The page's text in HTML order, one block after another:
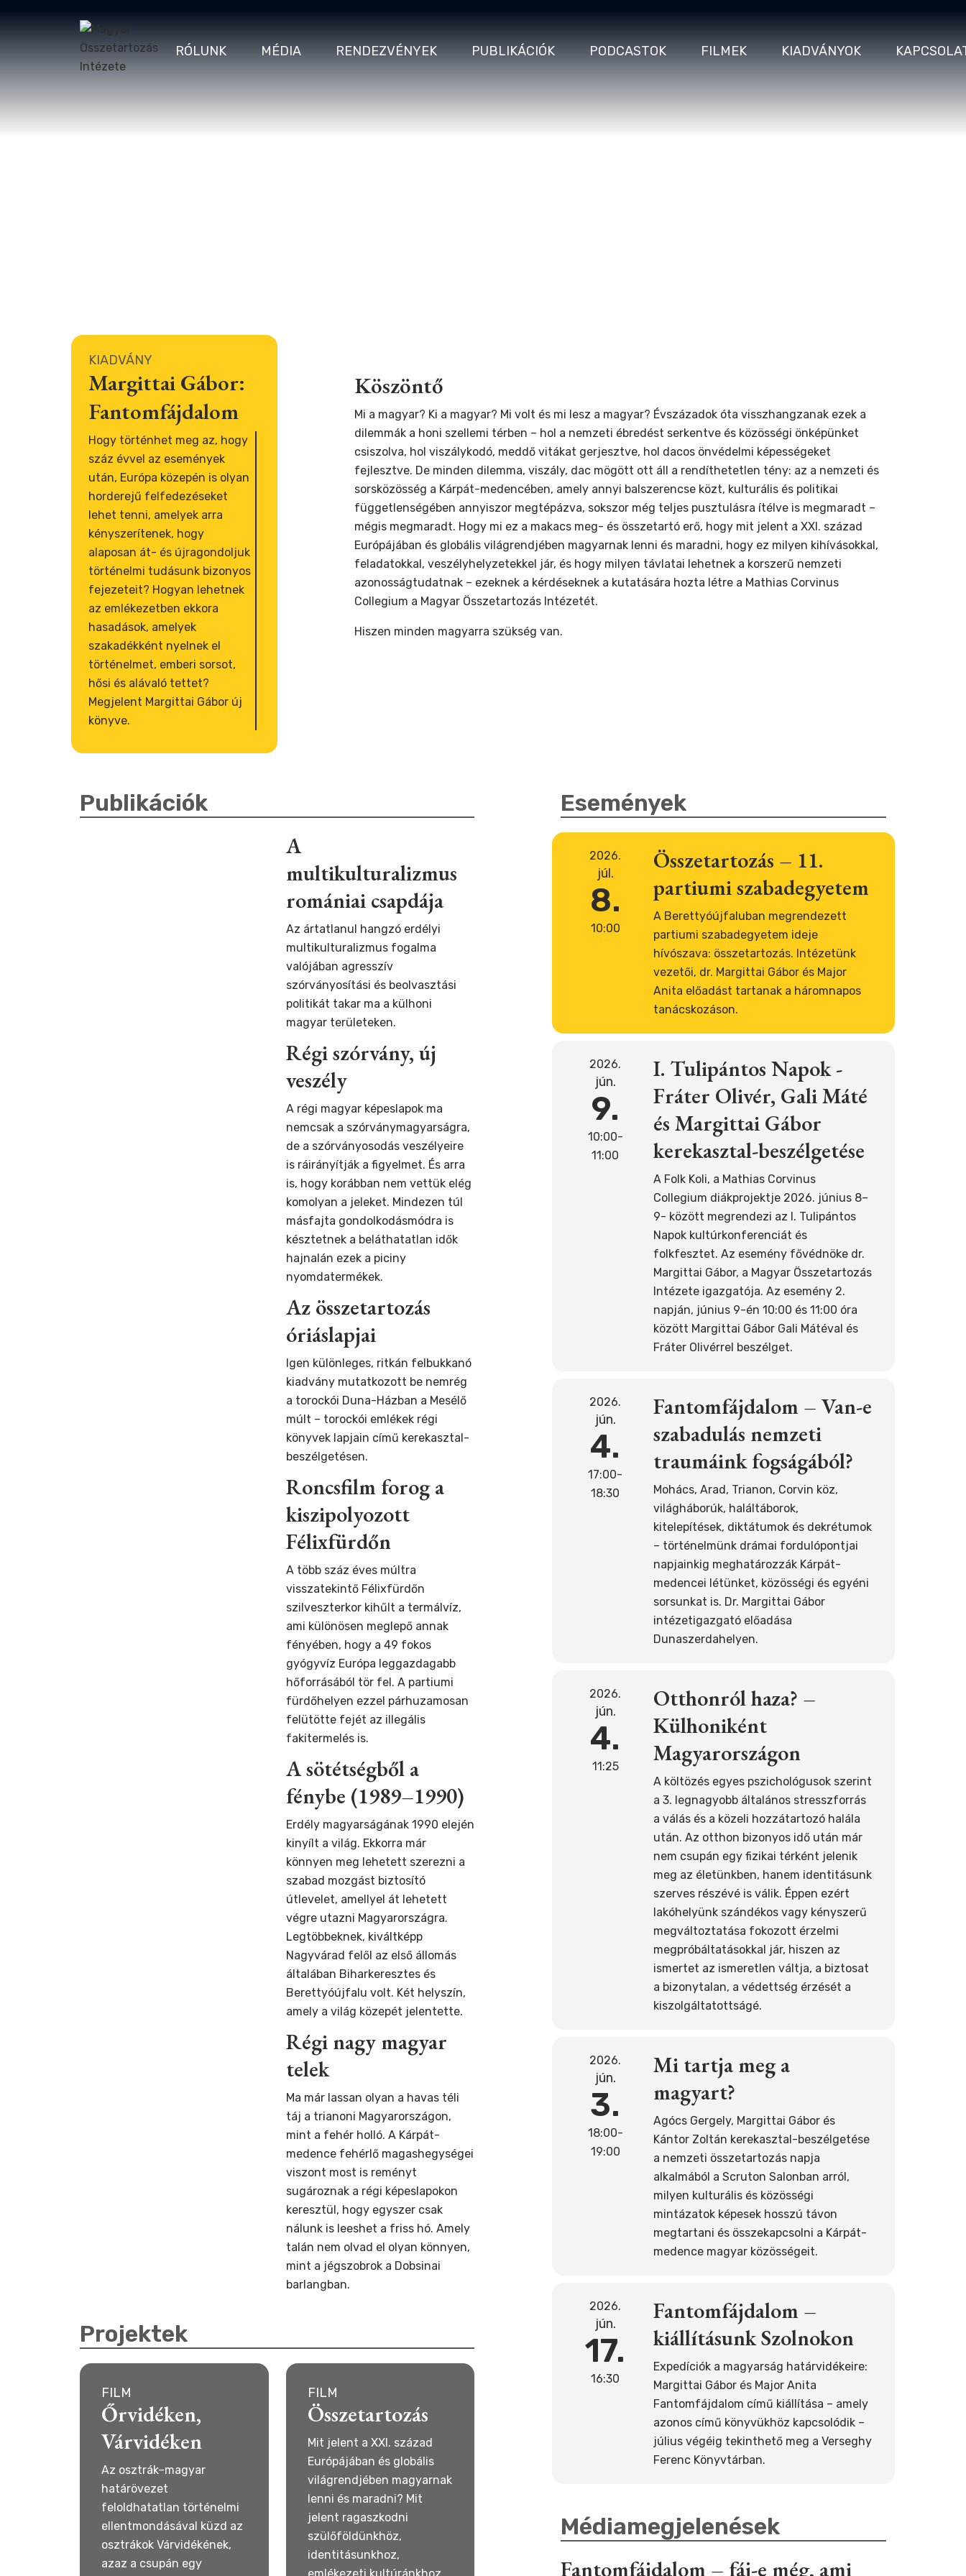
RÓLUNK MÉDIA RENDEZVÉNYEK PUBLIKÁCIÓK PODCASTOK FILMEK KIADVÁNYOK
KIADVÁNY
Margittai Gábor:
Fantomfájdalom
Hogy történhet meg az, hogy
száz évvel az események
után, Európa közepén is olyan
horderejű felfedezéseket
lehet tenni, amelyek arra
kényszerítenek, hogy
alaposan át- és újragondoljuk
történelmi tudásunk bizonyos
fejezeteit? Hogyan lehetnek
az emlékezetben ekkora
hasadások, amelyek
szakadékként nyelnek el
történelmet, emberi sorsot,
hősi és alávaló tettet?
Megjelent Margittai Gábor új
könyve.
Köszöntő
Mi a magyar? Ki a magyar? Mi volt és mi lesz a magyar? Évszázadok óta visszhangzanak ezek a
dilemmák a honi szellemi térben – hol a nemzeti ébredést serkentve és közösségi önképünket
csiszolva, hol viszálykodó, meddő vitákat gerjesztve, hol dacos önvédelmi képességeket
fejlesztve. De minden dilemma, viszály, dac mögött ott áll a rendíthetetlen tény: az a nemzeti és
sorsközösség a Kárpát-medencében, amely annyi balszerencse közt, kulturális és politikai
függetlenségében annyiszor megtépázva, sokszor még teljes pusztulásra ítélve is megmaradt –
mégis megmaradt. Hogy mi ez a makacs meg- és összetartó erő, hogy mit jelent a XXI. század
Európájában és globális világrendjében magyarnak lenni és maradni, hogy ez milyen kihívásokkal,
feladatokkal, veszélyhelyzetekkel jár, és hogy milyen távlatai lehetnek a korszerű nemzeti
azonosságtudatnak – ezeknek a kérdéseknek a kutatására hozta létre a Mathias Corvinus
Collegium a Magyar Összetartozás Intézetét.
Hiszen minden magyarra szükség van.
Publikációk
A
multikulturalizmus
romániai csapdája
Az ártatlanul hangzó erdélyi
multikulturalizmus fogalma
valójában agresszív
szórványosítási és beolvasztási
politikát takar ma a külhoni
magyar területeken.
Régi szórvány, új
veszély
A régi magyar képeslapok ma
nemcsak a szórványmagyarságra,
de a szórványosodás veszélyeire
is ráirányítják a figyelmet. És arra
is, hogy korábban nem vettük elég
komolyan a jeleket. Mindezen túl
másfajta gondolkodásmódra is
késztetnek a beláthatatlan idők
hajnalán ezek a piciny
nyomdatermékek.
Az összetartozás
óriáslapjai
Igen különleges, ritkán felbukkanó
kiadvány mutatkozott be nemrég
a torockói Duna-Házban a Mesélő
múlt – torockói emlékek régi
könyvek lapjain című kerekasztal-
beszélgetésen.
Roncsfilm forog a
kiszipolyozott
Félixfürdőn
A több száz éves múltra
visszatekintő Félixfürdőn
szilveszterkor kihűlt a termálvíz,
ami különösen meglepő annak
fényében, hogy a 49 fokos
gyógyvíz Európa leggazdagabb
hőforrásából tör fel. A partiumi
fürdőhelyen ezzel párhuzamosan
felütötte fejét az illegális
fakitermelés is.
A sötétségből a
fénybe (1989–1990)
Erdély magyarságának 1990 elején
kinyílt a világ. Ekkorra már
könnyen meg lehetett szerezni a
szabad mozgást biztosító
útlevelet, amellyel át lehetett
végre utazni Magyarországra.
Legtöbbeknek, kiváltképp
Nagyvárad felől az első állomás
általában Biharkeresztes és
Berettyóújfalu volt. Két helyszín,
amely a világ közepét jelentette.
Régi nagy magyar
telek
Ma már lassan olyan a havas téli
táj a trianoni Magyarországon,
mint a fehér holló. A Kárpát-
medence fehérlő magashegységei
viszont most is reményt
sugároznak a régi képeslapokon
keresztül, hogy egyszer csak
nálunk is leeshet a friss hó. Amely
talán nem olvad el olyan könnyen,
mint a jégszobrok a Dobsinai
barlangban.
Projektek
FILM
Őrvidéken,
Várvidéken
Az osztrák–magyar
határövezet
feloldhatatlan történelmi
ellentmondásával küzd az
osztrákok Várvidékének,
azaz a csupán egy
FILM
Összetartozás
Mit jelent a XXI. század
Európájában és globális
világrendjében magyarnak
lenni és maradni? Mit
jelent ragaszkodni
szülőföldünkhöz,
identitásunkhoz,
Események
2026.
júl.
8.
10:00
Összetartozás – 11.
partiumi szabadegyetem
A Berettyóújfaluban megrendezett
partiumi szabadegyetem ideje
hívószava: összetartozás. Intézetünk
vezetői, dr. Margittai Gábor és Major
Anita előadást tartanak a háromnapos
tanácskozáson.
2026.
jún.
9.
10:00-
11:00
I. Tulipántos Napok -
Fráter Olivér, Gali Máté
és Margittai Gábor
kerekasztal-beszélgetése
A Folk Koli, a Mathias Corvinus
Collegium diákprojektje 2026. június 8–
9- között megrendezi az I. Tulipántos
Napok kultúrkonferenciát és
folkfesztet. Az esemény fővédnöke dr.
Margittai Gábor, a Magyar Összetartozás
Intézete igazgatója. Az esemény 2.
napján, június 9-én 10:00 és 11:00 óra
között Margittai Gábor Gali Mátéval és
Fráter Olivérrel beszélget.
2026.
jún.
4.
17:00-
18:30
Fantomfájdalom – Van-e
szabadulás nemzeti
traumáink fogságából?
Mohács, Arad, Trianon, Corvin köz,
világháborúk, haláltáborok,
kitelepítések, diktátumok és dekrétumok
– történelmünk drámai fordulópontjai
napjainkig meghatározzák Kárpát-
medencei létünket, közösségi és egyéni
sorsunkat is. Dr. Margittai Gábor
intézetigazgató előadása
Dunaszerdahelyen.
2026.
jún.
4.
11:25
Otthonról haza? –
Külhoniként
Magyarországon
A költözés egyes pszichológusok szerint
a 3. legnagyobb általános stresszforrás
a válás és a közeli hozzátartozó halála
után. Az otthon bizonyos idő után már
nem csupán egy fizikai térként jelenik
meg az életünkben, hanem identitásunk
szerves részévé is válik. Éppen ezért
lakóhelyünk szándékos vagy kényszerű
megváltoztatása fokozott érzelmi
megpróbáltatásokkal jár, hiszen az
ismertet az ismeretlen váltja, a biztosat
a bizonytalan, a védettség érzését a
kiszolgáltatottságé.
2026.
jún.
3.
18:00-
19:00
Mi tartja meg a
magyart?
Agócs Gergely, Margittai Gábor és
Kántor Zoltán kerekasztal-beszélgetése
a nemzeti összetartozás napja
alkalmából a Scruton Salonban arról,
milyen kulturális és közösségi
mintázatok képesek hosszú távon
megtartani és összekapcsolni a Kárpát-
medence magyar közösségeit.
2026.
jún.
17.
16:30
Fantomfájdalom –
kiállításunk Szolnokon
Expedíciók a magyarság határvidékeire:
Margittai Gábor és Major Anita
Fantomfájdalom című kiállítása – amely
azonos című könyvükhöz kapcsolódik –
július végéig tekinthető meg a Verseghy
Ferenc Könyvtárban.
Médiamegjelenések
Fantomfájdalom – fáj-e még, ami